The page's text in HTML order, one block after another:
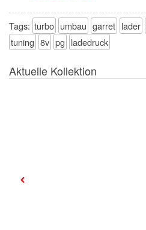
Tags: turbo umbau garret lader
tuning 8v pg ladedruck
Aktuelle Kollektion